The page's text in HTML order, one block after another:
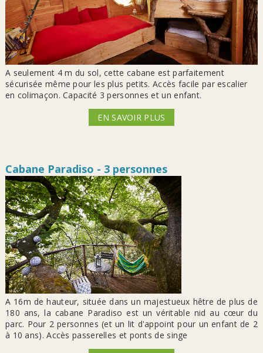
A seulement 4 m du sol, cette cabane est parfaitement
sécurisée même pour les plus petits. Accès facile par escalier
en colimaçon. Capacité 3 personnes et un enfant.
EN SAVOIR PLUS
Cabane Paradiso - 3 personnes
A 16m de hauteur, située dans un majestueux hêtre de plus de
180 ans, la cabane Paradiso est un véritable nid au cœur du
parc. Pour 2 personnes (et un lit d'appoint pour un enfant de 2
à 10 ans). Accès passerelles et ponts de singe